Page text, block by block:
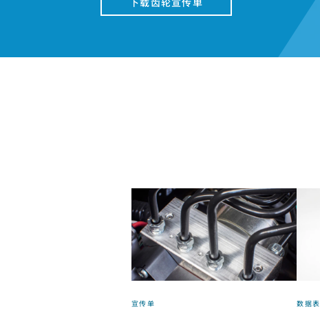
宣传单 数据表